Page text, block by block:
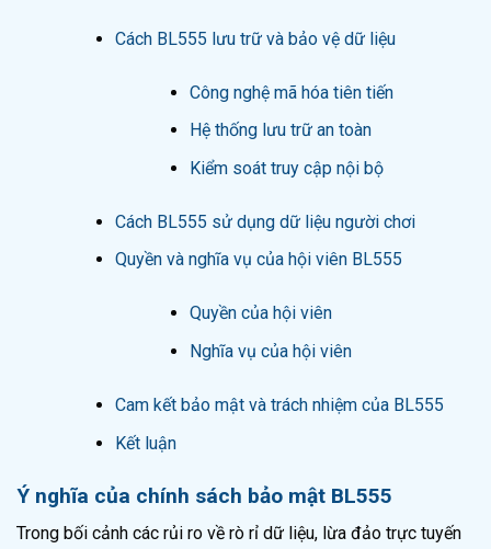
Cách BL555 lưu trữ và bảo vệ dữ liệu
Công nghệ mã hóa tiên tiến
Hệ thống lưu trữ an toàn
Kiểm soát truy cập nội bộ
Cách BL555 sử dụng dữ liệu người chơi
Quyền và nghĩa vụ của hội viên BL555
Quyền của hội viên
Nghĩa vụ của hội viên
Cam kết bảo mật và trách nhiệm của BL555
Kết luận
Ý nghĩa của chính sách bảo mật BL555
Trong bối cảnh các rủi ro về rò rỉ dữ liệu, lừa đảo trực tuyến